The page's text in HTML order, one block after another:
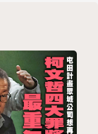
也要帶得動
是柯昌關係的
遭檢調約談、
狗仔風波對他
皆備受挑戰。